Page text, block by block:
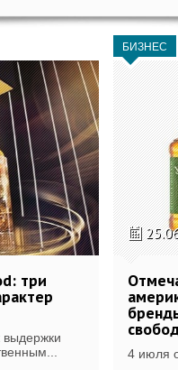
три
выдержки
БИЗНЕС
4 июля